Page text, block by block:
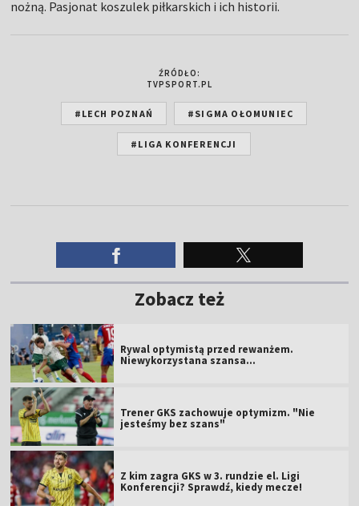
nożną. Pasjonat koszulek piłkarskich i ich historii.
ŹRÓDŁO:
TVPSPORT.PL
#LECH POZNAŃ #SIGMA OŁOMUNIEC
#LIGA KONFERENCJI
Zobacz też
Rywal optymistą przed rewanżem.
Niewykorzystana szansa...
Trener GKS zachowuje optymizm. "Nie
jesteśmy bez szans"
Z kim zagra GKS w 3. rundzie el. Ligi
Konferencji? Sprawdź, kiedy mecze!